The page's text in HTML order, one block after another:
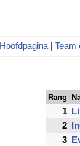
Hoofdpagina| Team
Rang
1
2
3